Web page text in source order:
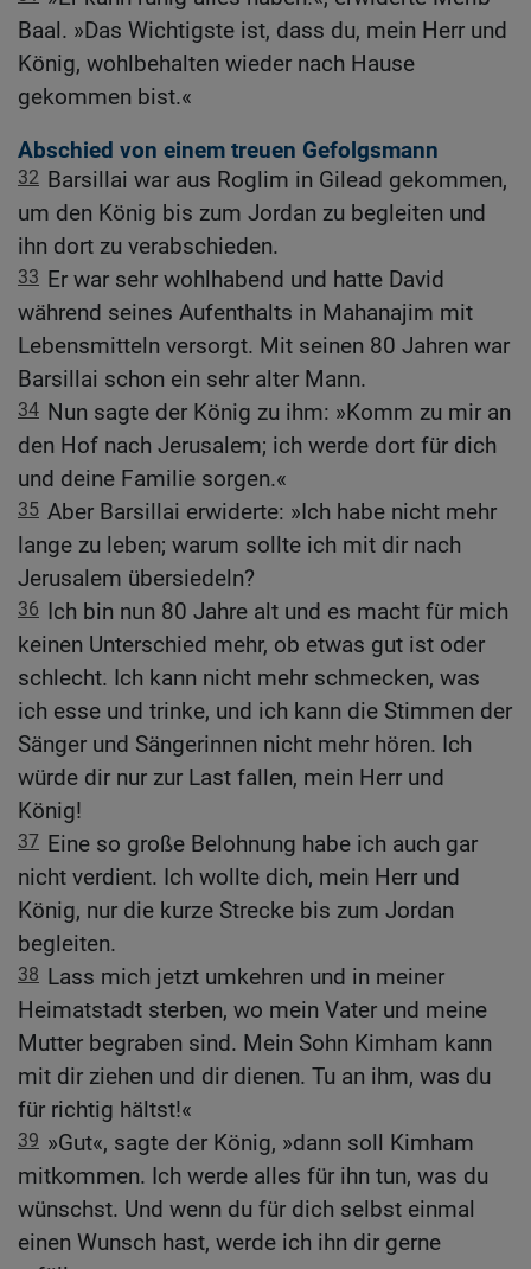
Baal. »Das Wichtigste ist, dass du, mein Herr und
König, wohlbehalten wieder nach Hause
gekommen bist.«
Abschied von einem treuen Gefolgsmann
32 Barsillai war aus Roglim in Gilead gekommen,
um den König bis zum Jordan zu begleiten und
ihn dort zu verabschieden.
33 Er war sehr wohlhabend und hatte David
während seines Aufenthalts in Mahanajim mit
Lebensmitteln versorgt. Mit seinen 80 Jahren war
Barsillai schon ein sehr alter Mann.
34 Nun sagte der König zu ihm: »Komm zu mir an
den Hof nach Jerusalem; ich werde dort für dich
und deine Familie sorgen.«
35 Aber Barsillai erwiderte: »Ich habe nicht mehr
lange zu leben; warum sollte ich mit dir nach
Jerusalem übersiedeln?
36 Ich bin nun 80 Jahre alt und es macht für mich
keinen Unterschied mehr, ob etwas gut ist oder
schlecht. Ich kann nicht mehr schmecken, was
ich esse und trinke, und ich kann die Stimmen der
Sänger und Sängerinnen nicht mehr hören. Ich
würde dir nur zur Last fallen, mein Herr und
König!
37 Eine so große Belohnung habe ich auch gar
nicht verdient. Ich wollte dich, mein Herr und
König, nur die kurze Strecke bis zum Jordan
begleiten.
38 Lass mich jetzt umkehren und in meiner
Heimatstadt sterben, wo mein Vater und meine
Mutter begraben sind. Mein Sohn Kimham kann
mit dir ziehen und dir dienen. Tu an ihm, was du
für richtig hältst!«
39 »Gut«, sagte der König, »dann soll Kimham
mitkommen. Ich werde alles für ihn tun, was du
wünschst. Und wenn du für dich selbst einmal
einen Wunsch hast, werde ich ihn dir gerne